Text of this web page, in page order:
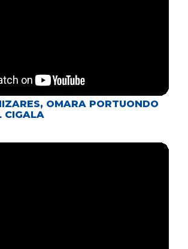
OMARA PORTUONDO
CIGALA